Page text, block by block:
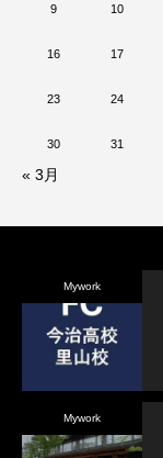
9 10
16 17
23 24
30 31
« 3月
Mywork
Mywork